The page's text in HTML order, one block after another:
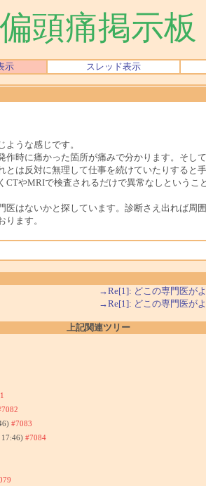
偏頭痛掲示板
示 スレッド表示
うな感じです。
時に痛かった箇所が痛みで分かります。そし
は反対に無理して仕事を続けていたりすると
やMRIで検査されるだけで異常なしという
はないかと探しています。診断さえ出れば周
ます。
→Re[1]: どこの専門医が
→Re[1]: どこの専門医が
上記関連ツリー
#7083
17:46) #7084